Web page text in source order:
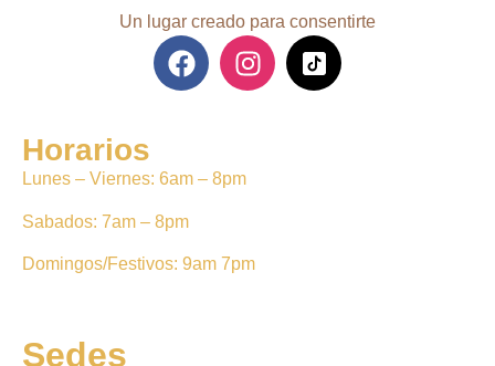
Un lugar creado para consentirte
Horarios
Lunes – Viernes: 6am – 8pm
Sabados: 7am – 8pm
Domingos/Festivos: 9am 7pm
Sedes